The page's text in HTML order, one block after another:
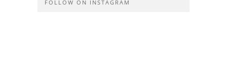
FOLLOW ON INSTAGRAM